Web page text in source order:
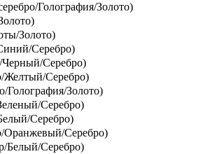
Голография/Золото)
Золото)
Серебро)
Серебро)
Серебро)
Голография/Золото)
Серебро)
Серебро)
Серебро)
Белый/Серебро)